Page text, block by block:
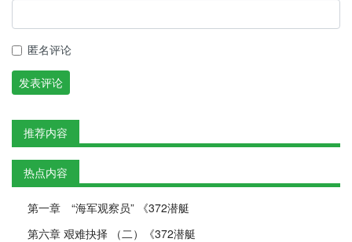
匿名评论
发表评论
推荐内容
热点内容
第一章 “海军观察员” 《372潜艇
第六章 艰难抉择 （二）《372潜艇